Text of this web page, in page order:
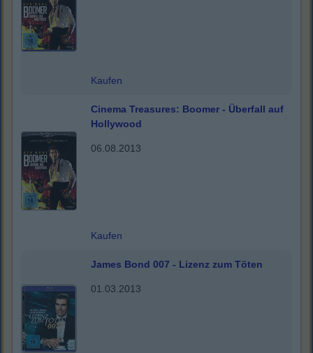
Kaufen
Cinema Treasures: Boomer - Überfall auf
Hollywood
06.08.2013
Kaufen
James Bond 007 - Lizenz zum Töten
01.03.2013